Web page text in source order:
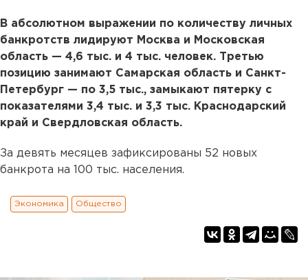
В абсолютном выражении по количеству личных
банкротств лидируют Москва и Московская
область — 4,6 тыс. и 4 тыс. человек. Третью
позицию занимают Самарская область и Санкт-
Петербург — по 3,5 тыс., замыкают пятерку с
показателями 3,4 тыс. и 3,3 тыс. Краснодарский
край и Свердловская область.
За девять месяцев зафиксированы 52 новых
банкрота на 100 тыс. населения.
Экономика Общество